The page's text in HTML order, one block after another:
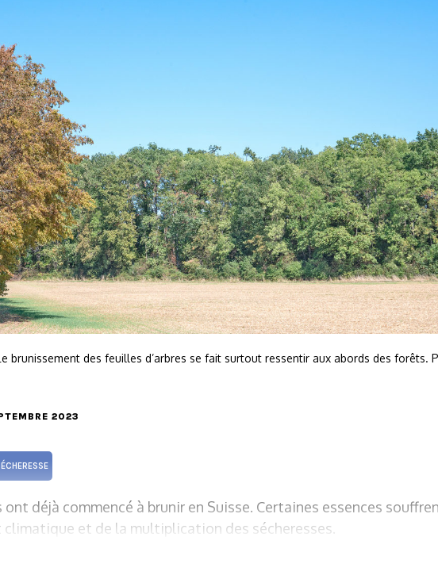
brunissement des feuilles d’arbres se fait surtout ressentir aux abords des forêts.
2023
ont déjà commencé à brunir en Suisse. Certaines essences
et de la multiplication des sécheresses.